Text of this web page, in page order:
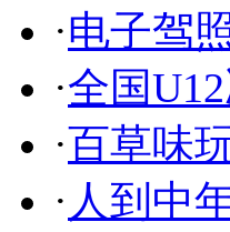
·电子驾
·全国
·百草味
· 人到中